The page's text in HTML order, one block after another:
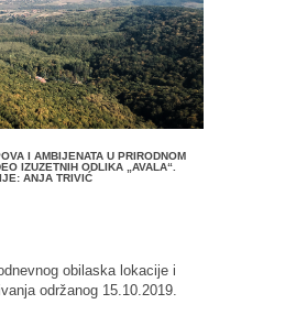
I AMBIJENATA U PRIRODNOM
IZUZETNIH ODLIKA „AVALA“.
ANJA TRIVIĆ
obilaska lokacije i
održanog 15.10.2019.